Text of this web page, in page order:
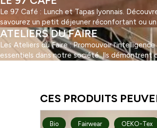
Le 97 Café : Lunch et Tapas lyonnais.
savourez un petit déjeuner réconfortant ou
ATELIERS DU FAIRE
Les Ateliers du Faire : Promouvoir
essentiels dans notre société. Ils démontrent
CES PRODUITS
Bio Fairwear OEKO-Tex